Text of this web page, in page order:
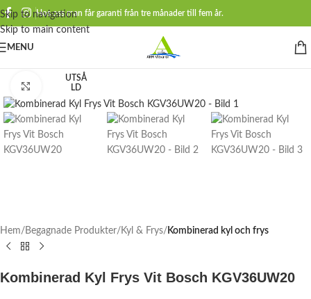
Skip to navigation
Skip to main content
Hos oss man får garanti från tre månader till fem år.
MENU
UTSÅ
LD
Click to enlarge
Hem Begagnade Produkter Kyl & Frys Kombinerad kyl och frys
Kombinerad Kyl Frys Vit Bosch KGV36UW20